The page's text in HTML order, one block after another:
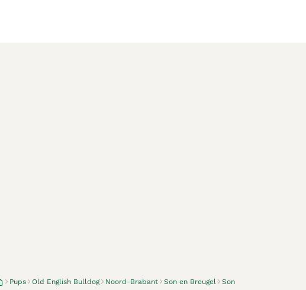
Pups Old English Bulldog Noord-Brabant Son en Breugel Son